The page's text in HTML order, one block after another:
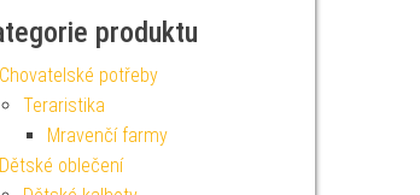
produktu
Chovatelské potřeby
Teraristika
Mravenčí farmy
Dětské oblečení